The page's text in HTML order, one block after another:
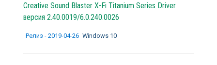
Creative Sound Blaster X-Fi Titanium Series Driver
версия 2.40.0019/6.0.240.0026
Релиз - 2019-04-26 Windows 10